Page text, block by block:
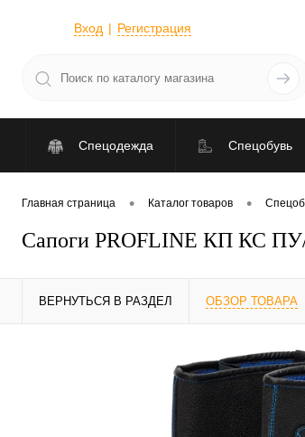
Вход Регистрация
Спецодежда Спецобувь
Главная страница • Каталог товаров •
Сапоги PROFLINE КП КС
ВЕРНУТЬСЯ В РАЗДЕЛ ОБЗОР ТОВАРА